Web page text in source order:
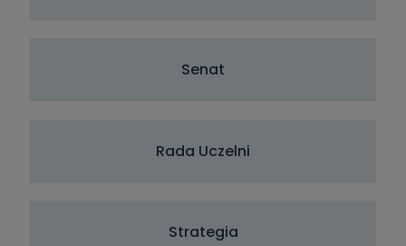
Senat
Rada Uczelni
Strategia